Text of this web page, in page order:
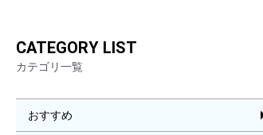
CATEGORY LIST
カテゴリ一覧
おすすめ